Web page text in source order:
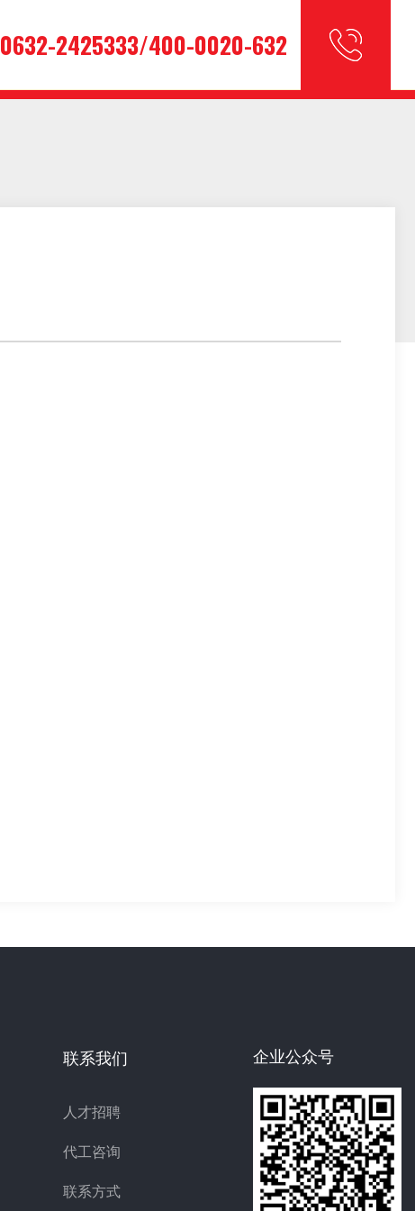
0632-2425333/400-0020-632
联系我们
人才招聘
代工咨询
联系方式
企业公众号